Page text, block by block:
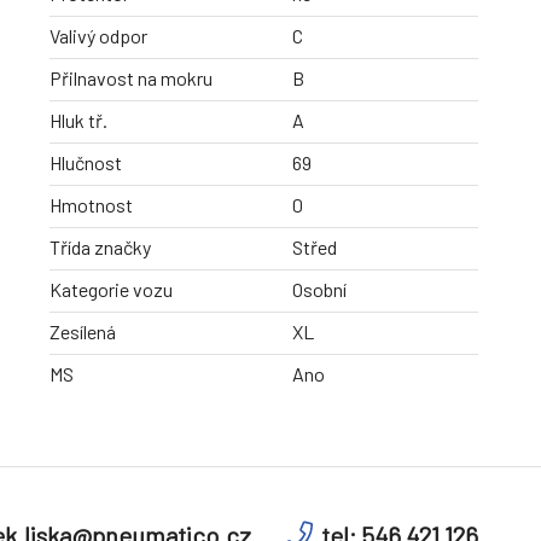
Valivý odpor
C
Přilnavost na mokru
B
Hluk tř.
A
Hlučnost
69
Hmotnost
0
Třída značky
Střed
Kategorie vozu
Osobní
Zesílená
XL
MS
Ano